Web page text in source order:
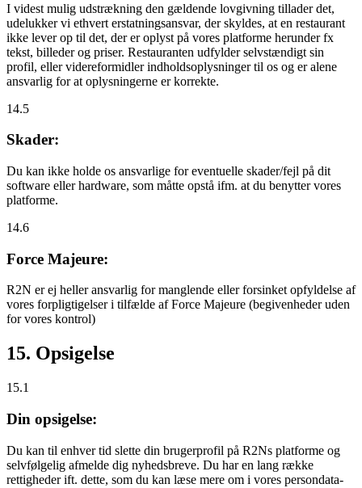
I videst mulig udstrækning den gældende lovgivning tillader det,
udelukker vi ethvert erstatningsansvar, der skyldes, at en restaurant
ikke lever op til det, der er oplyst på vores platforme herunder fx
tekst, billeder og priser. Restauranten udfylder selvstændigt sin
profil, eller videreformidler indholdsoplysninger til os og er alene
ansvarlig for at oplysningerne er korrekte.
14.5
Skader:
Du kan ikke holde os ansvarlige for eventuelle skader/fejl på dit
software eller hardware, som måtte opstå ifm. at du benytter vores
platforme.
14.6
Force Majeure:
R2N er ej heller ansvarlig for manglende eller forsinket opfyldelse af
vores forpligtigelser i tilfælde af Force Majeure (begivenheder uden
for vores kontrol)
15. Opsigelse
15.1
Din opsigelse:
Du kan til enhver tid slette din brugerprofil på R2Ns platforme og
selvfølgelig afmelde dig nyhedsbreve. Du har en lang række
rettigheder ift. dette, som du kan læse mere om i vores persondata-